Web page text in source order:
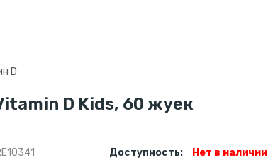
D
D Kids, 60 жуек
Доступность: Нет в наличии